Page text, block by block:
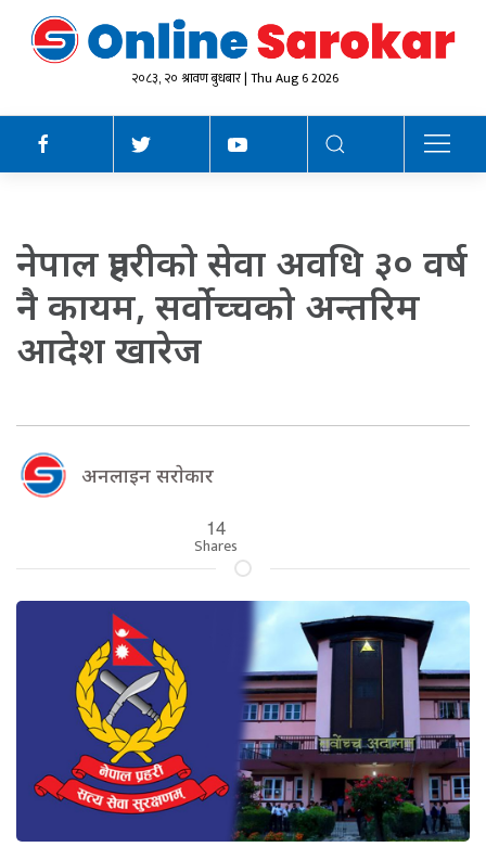
२०८३, २० श्रावण बुधबार | Thu Aug 6 2026
नेपाल प्रहरीको सेवा अवधि ३० वर्ष
नै कायम, सर्वोच्चकाे अन्तरिम
आदेश खारेज
अनलाइन सराेकार
14
Shares